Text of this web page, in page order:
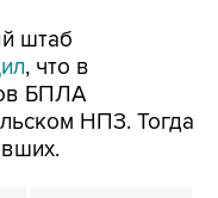
штаб
, что в
БПЛА
НПЗ. Тогда